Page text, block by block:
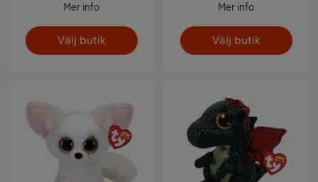
Mer info
Välj butik
Mer info
Välj butik